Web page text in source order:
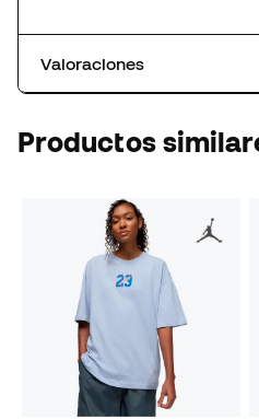
Valoraciones
Productos